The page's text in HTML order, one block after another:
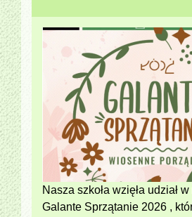
Nasza szkoła wzięła udział
Galante Sprzątanie 2026 ,